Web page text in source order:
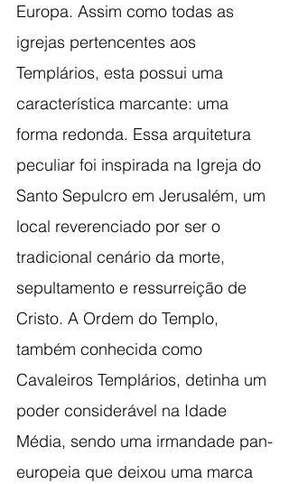
Europa. Assim como todas as
igrejas pertencentes aos
Templários, esta possui uma
característica marcante: uma
forma redonda. Essa arquitetura
peculiar foi inspirada na Igreja do
Santo Sepulcro em Jerusalém, um
local reverenciado por ser o
tradicional cenário da morte,
sepultamento e ressurreição de
Cristo. A Ordem do Templo,
também conhecida como
Cavaleiros Templários, detinha um
poder considerável na Idade
Média, sendo uma irmandade pan-
europeia que deixou uma marca